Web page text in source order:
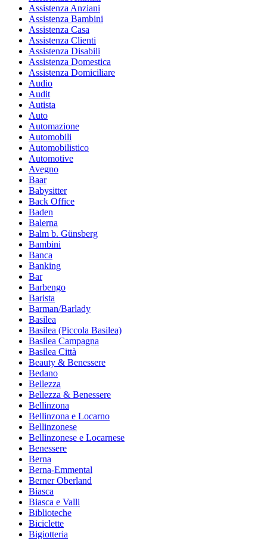
Assistenza Anziani
Assistenza Bambini
Assistenza Casa
Assistenza Clienti
Assistenza Disabili
Assistenza Domestica
Assistenza Domiciliare
Audio
Audit
Autista
Auto
Automazione
Automobili
Automobilistico
Automotive
Avegno
Baar
Babysitter
Back Office
Baden
Balerna
Balm b. Günsberg
Bambini
Banca
Banking
Bar
Barbengo
Barista
Barman/Barlady
Basilea
Basilea (Piccola Basilea)
Basilea Campagna
Basilea Città
Beauty & Benessere
Bedano
Bellezza
Bellezza & Benessere
Bellinzona
Bellinzona e Locarno
Bellinzonese
Bellinzonese e Locarnese
Benessere
Berna
Berna-Emmental
Berner Oberland
Biasca
Biasca e Valli
Biblioteche
Biciclette
Bigiotteria